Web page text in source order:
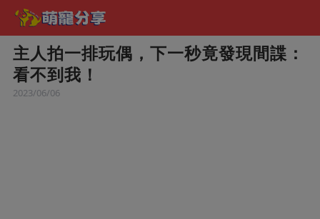
主人拍一排玩偶，下一秒竟發現間諜：
看不到我！
2023/06/06